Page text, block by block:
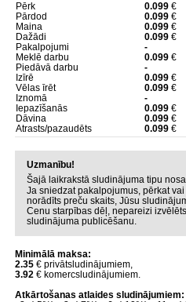
Pērk
0.099€
Pārdod
0.099€
Maina
0.099€
Dažādi
0.099€
Pakalpojumi
-
Meklē darbu
0.099€
Piedāvā darbu
-
Izīrē
0.099€
Vēlas īrēt
0.099€
Iznomā
-
Iepazīšanās
0.099€
Dāvina
0.099€
Atrasts/pazaudēts
0.099€
Uzmanību!
Šajā laikrakstā sludinājuma tipu
Ja sniedzat pakalpojumus, pērkat
norādīts preču skaits, Jūsu
Cenu starpības dēļ, nepareizi
sludinājuma publicēšanu.
Minimālā maksa:
2.35€ privātsludinājumiem,
3.92€ komercsludinājumiem.
Atkārtošanas atlaides sludinājumiem: